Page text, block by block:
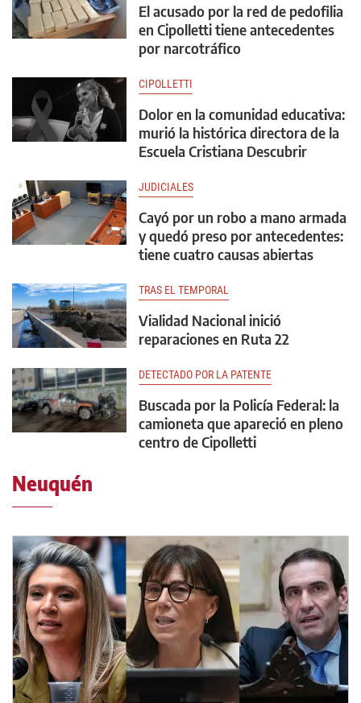
El acusado por la red de pedofilia
en Cipolletti tiene antecedentes
por narcotráfico
CIPOLLETTI
Dolor en la comunidad educativa:
murió la histórica directora de la
Escuela Cristiana Descubrir
JUDICIALES
Cayó por un robo a mano armada
y quedó preso por antecedentes:
tiene cuatro causas abiertas
TRAS EL TEMPORAL
Vialidad Nacional inició
reparaciones en Ruta 22
DETECTADO POR LA PATENTE
Buscada por la Policía Federal: la
camioneta que apareció en pleno
centro de Cipolletti
Neuquén